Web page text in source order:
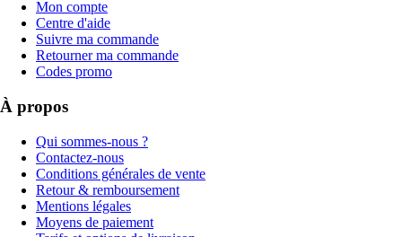
Mon compte
Centre d'aide
Suivre ma commande
Retourner ma commande
Codes promo
À propos
Qui sommes-nous ?
Contactez-nous
Conditions générales de vente
Retour & remboursement
Mentions légales
Moyens de paiement